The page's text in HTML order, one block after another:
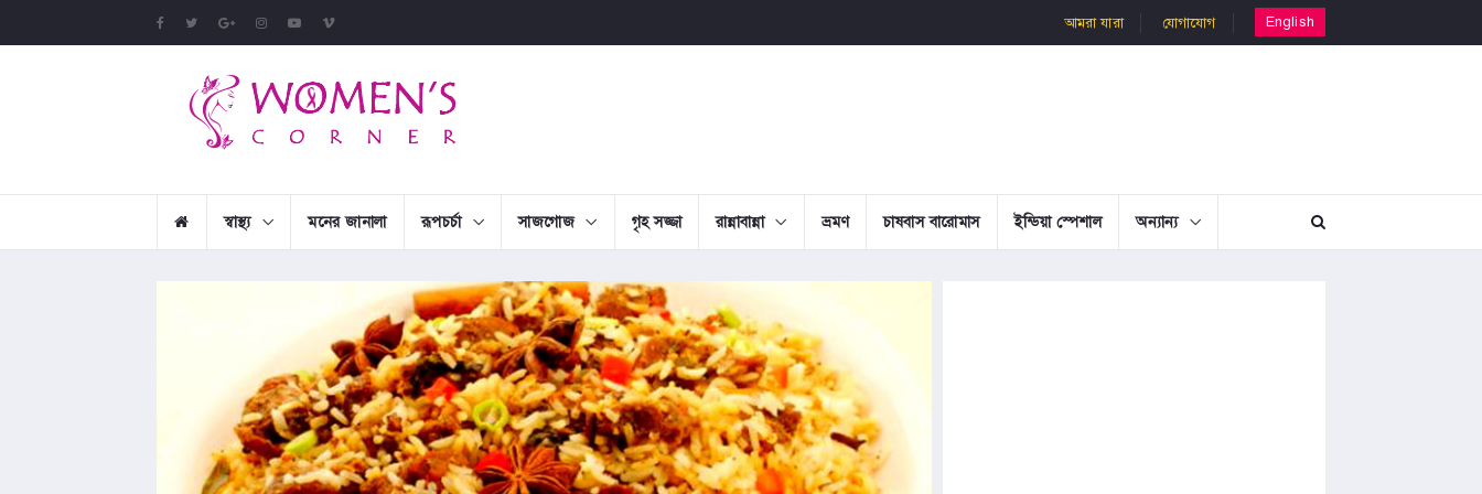
আমরা যারা যোগাযোগ English
স্বাস্থ্য মনের জানালা রূপচর্চা সাজগোজ গৃহ সজ্জা রান্নাবান্না ভ্রমণ চাষবাস বারোমাস ইন্ডিয়া স্পেশাল অন্যান্য